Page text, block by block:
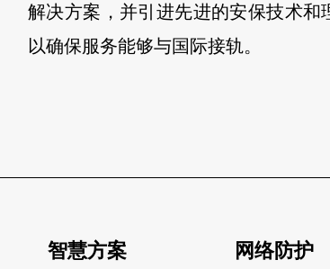
解决方案，并引进先进的安保技术和
以确保服务能够与国际接轨。
智慧方案 网络防护